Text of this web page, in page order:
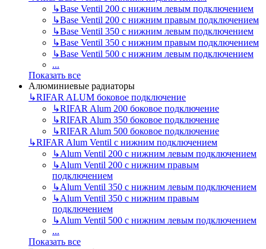
↳Base Ventil 200 с нижним левым подключением
↳Base Ventil 200 с нижним правым подключением
↳Base Ventil 350 с нижним левым подключением
↳Base Ventil 350 с нижним правым подключением
↳Base Ventil 500 с нижним левым подключением
...
Показать все
Алюминиевые радиаторы
↳RIFAR ALUM боковое подключение
↳RIFAR Alum 200 боковое подключение
↳RIFAR Alum 350 боковое подключение
↳RIFAR Alum 500 боковое подключение
↳RIFAR Alum Ventil с нижним подключением
↳Alum Ventil 200 с нижним левым подключением
↳Alum Ventil 200 с нижним правым
подключением
↳Alum Ventil 350 с нижним левым подключением
↳Alum Ventil 350 с нижним правым
подключением
↳Alum Ventil 500 с нижним левым подключением
...
Показать все